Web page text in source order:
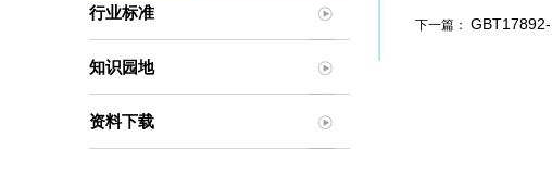
行业标准
知识园地
资料下载
下一篇：